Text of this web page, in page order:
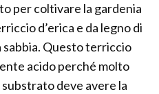
per coltivare la gardenia
d’erica e da legno di
sabbia. Questo terriccio
acido perché molto
deve avere la